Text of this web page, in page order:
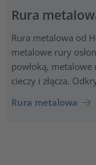
Rura
Rura metalowa od
metalowe rury
powłoką, metalowe
cieczy i złącza.
Rura metalowa